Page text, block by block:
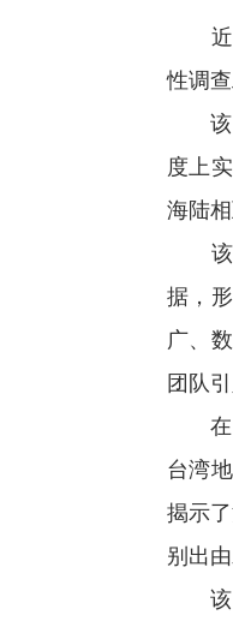
性调
该图
度上
海陆
该项
据，
广、
团队
在此
台湾
揭示
别出
该项